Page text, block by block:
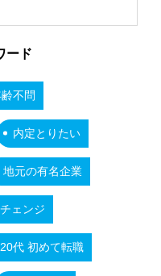
ード
不問
内定とりたい
地元の有名企業
ェンジ
20代 初めて転職